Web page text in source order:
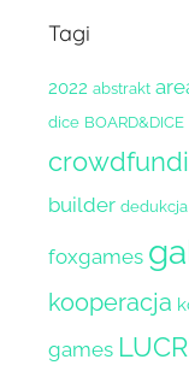
Tagi
2022 abstrakt
dice BOARD&DICE
builder dedukcja
foxgames
kooperacja
games